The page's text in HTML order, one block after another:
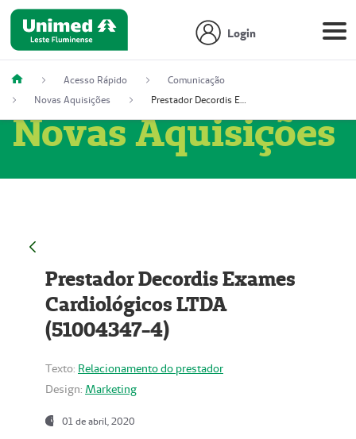
Login
Acesso Rápido
Comunicação
Novas Aquisições
Prestador Decordis Exames Cardiológicos LTDA (51004347-4)
Novas Aquisições
Prestador Decordis Exames
Cardiológicos LTDA
(51004347-4)
Texto: Relacionamento do prestador
Design: Marketing
01 de abril, 2020